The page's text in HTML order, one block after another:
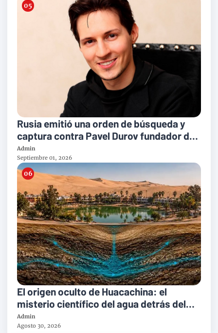
Rusia emitió una orden de búsqueda y
captura contra Pavel Durov fundador de
Telegram
Admin
Septiembre 01, 2026
El origen oculto de Huacachina: el
misterio científico del agua detrás del
oasis natural más famoso de américa
latina
Admin
Agosto 30, 2026